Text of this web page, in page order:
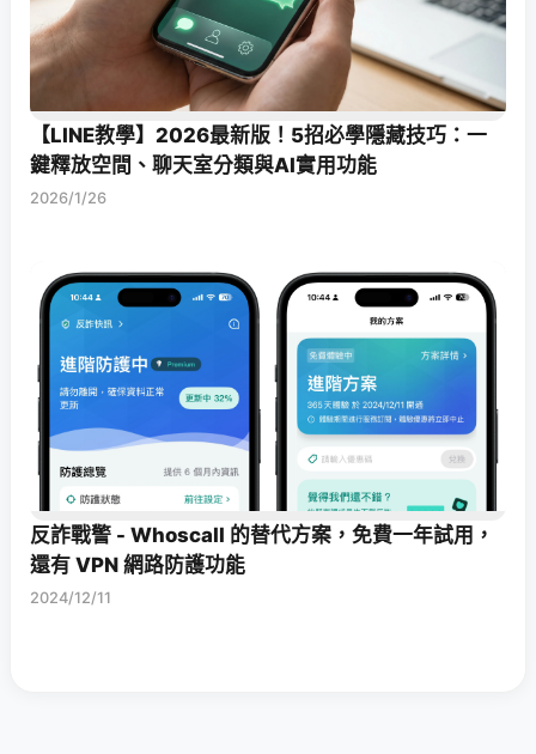
【LINE教學】2026最新版！5招必學隱藏技巧：一
鍵釋放空間、聊天室分類與AI實用功能
2026/1/26
反詐戰警 - Whoscall 的替代方案，免費一年試用，
還有 VPN 網路防護功能
2024/12/11